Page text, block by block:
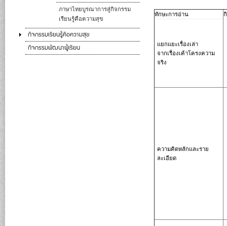
ทักษะการอ่าน
แยกแยะเรื่องเล่า
จากเรื่องเค้าโครงความ
จริง
ความคิดหลักและราย
ละเอียด
ภาษาไทยบูรณาการสู่กิจกรรม
เรียนรู้คือความสุข
กิจกรรมเรียนรู้คือความสุข
กิจกรรมพัฒนาผู้เรียน